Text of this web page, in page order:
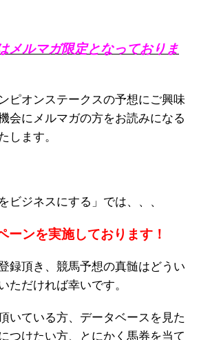
メルマガ限定となっておりま
ピオンステークスの予想にご興味
会にメルマガの方をお読みになる
します。
ビジネスにする」では、、、
ーンを実施しております！
録頂き、競馬予想の真髄はどうい
ただければ幸いです。
いている方、データベースを見た
つけたい方、とにかく馬券を当て